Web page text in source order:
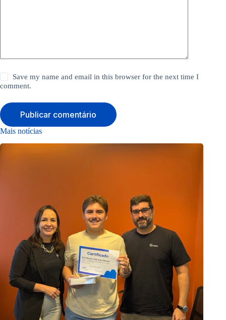
Save my name and email in this browser for the next time I
comment.
Publicar comentário
Mais notícias